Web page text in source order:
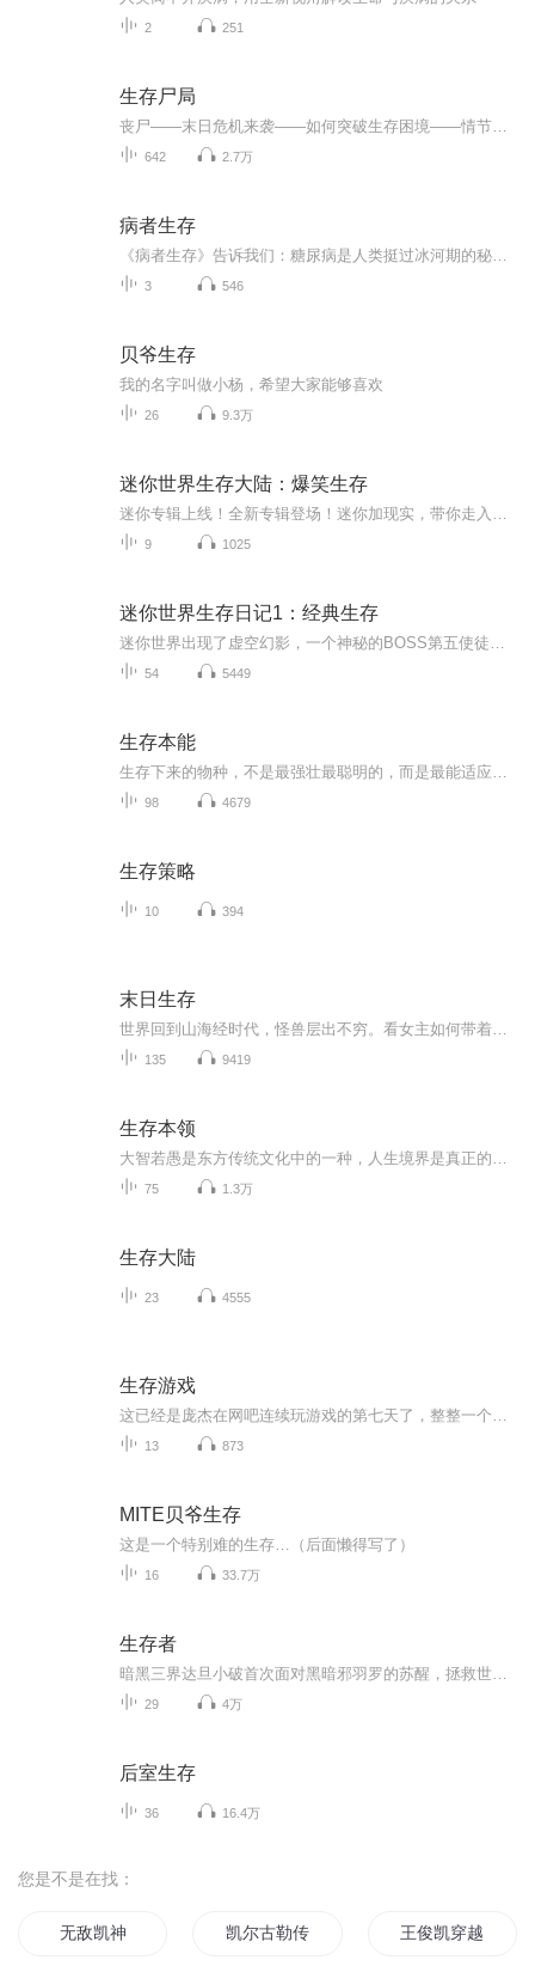
2 251
生存尸局
642 2.7万
病者生存
3 546
贝爷生存
我的名字叫做小杨，希望大家能够喜欢
26 9.3万
迷你世界生存大陆：爆笑生存
9 1025
迷你世界生存日记1：经典生存
54 5449
生存本能
98 4679
生存策略
10 394
末日生存
135 9419
生存本领
75 1.3万
生存大陆
23 4555
生存游戏
13 873
MITE贝爷生存
这是一个特别难的生存…（后面懒得写了）
16 33.7万
生存者
29 4万
后室生存
36 16.4万
您是不是在找：
无敌凯神 凯尔古勒传奇 王俊凯穿越时空